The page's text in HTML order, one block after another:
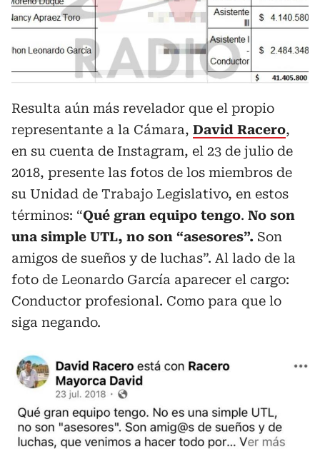
Resulta aún más revelador que el propio
representante a la Cámara, David Racero,
en su cuenta de Instagram, el 23 de julio de
2018, presente las fotos de los miembros de
su Unidad de Trabajo Legislativo, en estos
términos: “Qué gran equipo tengo. No son
una simple UTL, no son “asesores”. Son
amigos de sueños y de luchas”. Al lado de la
foto de Leonardo García aparecer el cargo:
Conductor profesional. Como para que lo
siga negando.